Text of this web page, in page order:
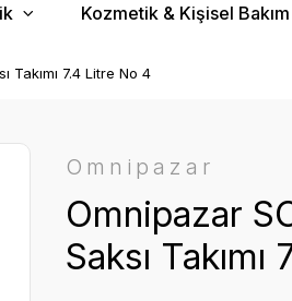
Kozmetik & Kişisel Bakım
Takımı 7.4 Litre No 4
Omnipazar
Omnipazar
Saksı